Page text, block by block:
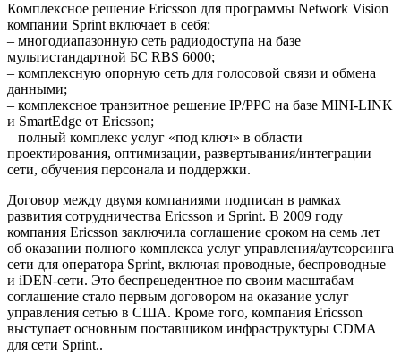
Комплексное решение Ericsson для программы Network Vision
компании Sprint включает в себя:
– многодиапазонную сеть радиодоступа на базе
мультистандартной БС RBS 6000;
– комплексную опорную сеть для голосовой связи и обмена
данными;
– комплексное транзитное решение IP/РРС на базе MINI-LINK
и SmartEdge от Ericsson;
– полный комплекс услуг «под ключ» в области
проектирования, оптимизации, развертывания/интеграции
сети, обучения персонала и поддержки.
Договор между двумя компаниями подписан в рамках
развития сотрудничества Ericsson и Sprint. В 2009 году
компания Ericsson заключила соглашение сроком на семь лет
об оказании полного комплекса услуг управления/аутсорсинга
сети для оператора Sprint, включая проводные, беспроводные
и iDEN-сети. Это беспрецедентное по своим масштабам
соглашение стало первым договором на оказание услуг
управления сетью в США. Кроме того, компания Ericsson
выступает основным поставщиком инфраструктуры CDMA
для сети Sprint..